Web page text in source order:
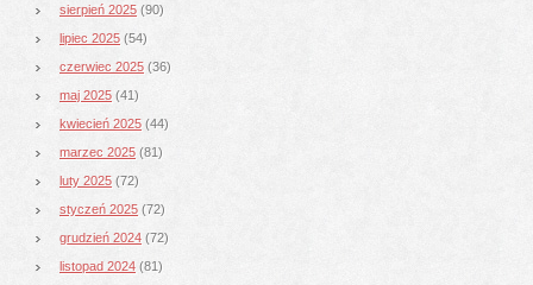
sierpień 2025 (90)
lipiec 2025 (54)
czerwiec 2025 (36)
maj 2025 (41)
kwiecień 2025 (44)
marzec 2025 (81)
luty 2025 (72)
styczeń 2025 (72)
grudzień 2024 (72)
listopad 2024 (81)